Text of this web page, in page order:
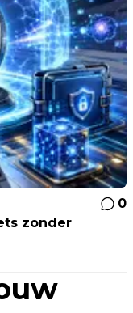
0
zonder